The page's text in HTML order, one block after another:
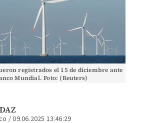
registrados el 15 de diciembre ante
Mundial. Foto: (Reuters)
/09.06.2025 13:46:29